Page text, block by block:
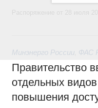
Минэнерго России ФАС
Правительство
отдельных
повышения